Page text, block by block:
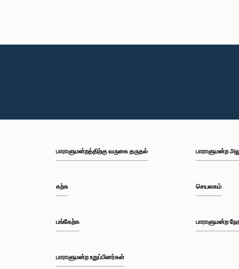
பாராளுமன்றத்திற்கு வருகை தருதல்
கற்க
பங்கேற்க
பாராளுமன்ற உறுப்பினர்கள்
பாராளுமன்ற
செயலகம்
பாராளுமன்ற